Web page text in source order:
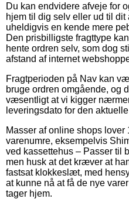
Du kan endvidere afveje for
hjem til dig selv eller ud til
uheldigvis en kende mere
Den prisbilligste fragttype
hente ordren selv, som dog
afstand af internet
Fragtperioden på Nav kan
bruge ordren omgående, og
væsentligt at vi kigger
leveringsdato for den
Masser af online shops
varenumre, eksempelvis
ved kassettehus – Passer til
men husk at det kræver at
fastsat klokkeslæt, med
at kunne nå at få de nye
tager hjem.